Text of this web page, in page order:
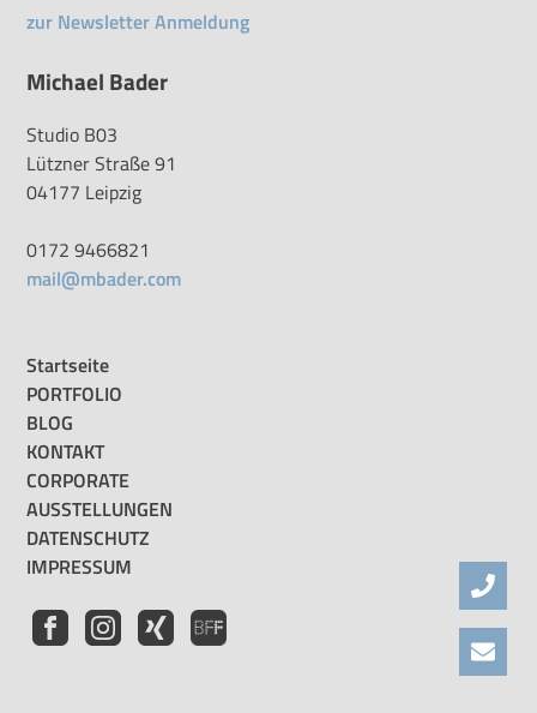
zur Newsletter Anmeldung
Michael Bader
Studio B03
Lützner Straße 91
04177 Leipzig
0172 9466821
mail@mbader.com
Startseite
PORTFOLIO
BLOG
KONTAKT
CORPORATE
AUSSTELLUNGEN
DATENSCHUTZ
IMPRESSUM